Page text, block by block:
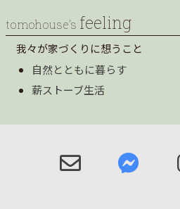
tomohouse’s feeling
我々が家づくりに想うこと
自然とともに暮らす
薪ストーブ生活